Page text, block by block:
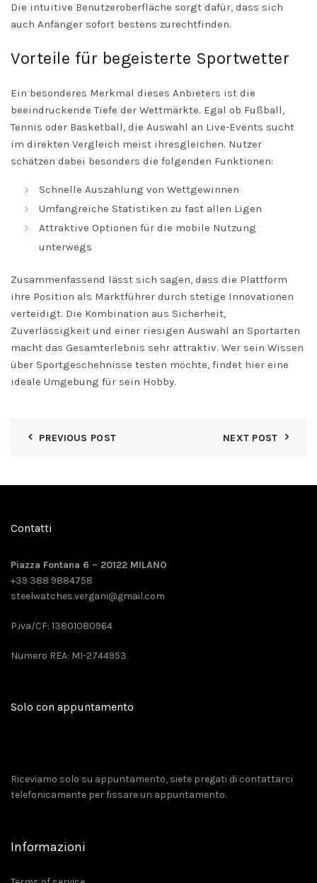
Die intuitive Benutzeroberfläche sorgt dafür, dass sich
auch Anfänger sofort bestens zurechtfinden.
Vorteile für begeisterte Sportwetter
Ein besonderes Merkmal dieses Anbieters ist die
beeindruckende Tiefe der Wettmärkte. Egal ob Fußball,
Tennis oder Basketball, die Auswahl an Live-Events sucht
im direkten Vergleich meist ihresgleichen. Nutzer
schätzen dabei besonders die folgenden Funktionen:
Schnelle Auszahlung von Wettgewinnen
Umfangreiche Statistiken zu fast allen Ligen
Attraktive Optionen für die mobile Nutzung
unterwegs
Zusammenfassend lässt sich sagen, dass die Plattform
ihre Position als Marktführer durch stetige Innovationen
verteidigt. Die Kombination aus Sicherheit,
Zuverlässigkeit und einer riesigen Auswahl an Sportarten
macht das Gesamterlebnis sehr attraktiv. Wer sein Wissen
über Sportgeschehnisse testen möchte, findet hier eine
ideale Umgebung für sein Hobby.
PREVIOUS POST NEXT POST
Contatti
Piazza Fontana 6 – 20122 MILANO
+39 388 9884758
steelwatches.vergani@gmail.com
P.iva/CF: 13801080964
Numero REA: MI-2744953
Solo con appuntamento
Riceviamo solo su appuntamento, siete pregati di contattarci
telefonicamente per fissare un appuntamento.
Informazioni